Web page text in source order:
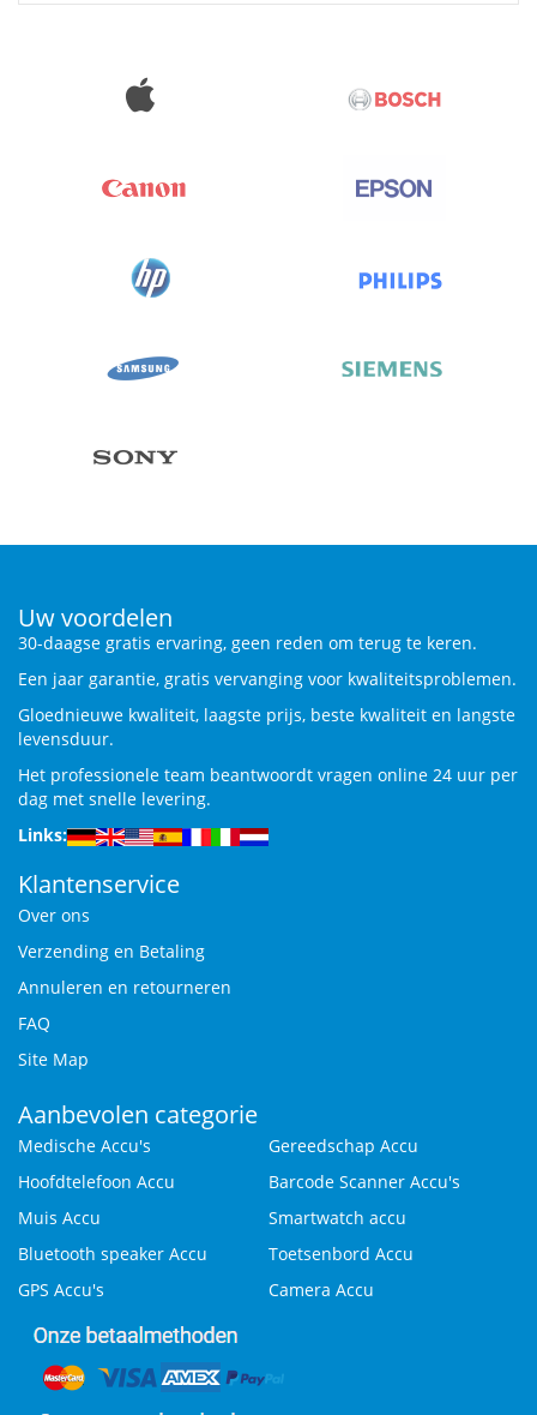
Uw voordelen
30-daagse gratis ervaring, geen reden om terug te keren.
Een jaar garantie, gratis vervanging voor kwaliteitsproblemen.
Gloednieuwe kwaliteit, laagste prijs, beste kwaliteit en langste
levensduur.
Het professionele team beantwoordt vragen online 24 uur per
dag met snelle levering.
Links:
Klantenservice
Over ons
Verzending en Betaling
Annuleren en retourneren
FAQ
Site Map
Aanbevolen categorie
Medische Accu's
Gereedschap Accu
Hoofdtelefoon Accu
Barcode Scanner Accu's
Muis Accu
Smartwatch accu
Bluetooth speaker Accu
Toetsenbord Accu
GPS Accu's
Camera Accu